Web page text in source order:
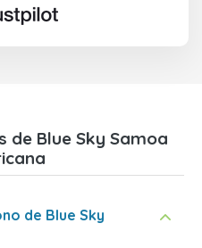
de Blue Sky Samoa
de Blue Sky